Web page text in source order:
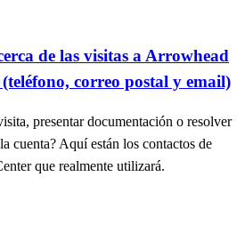
de las visitas a Arrowhead
correo postal y email)
presentar documentación o resolver
cuenta? Aquí están los contactos de
que realmente utilizará.